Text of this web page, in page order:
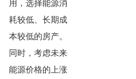
用，选择能源消
耗较低、长期成
本较低的房产。
同时，考虑未来
能源价格的上涨